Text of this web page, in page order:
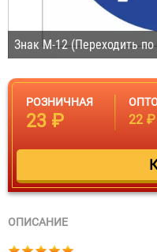
Знак М-12 (Переходить
РОЗНИЧНАЯ
23 ₽ 22 ₽
ОПИСАНИЕ